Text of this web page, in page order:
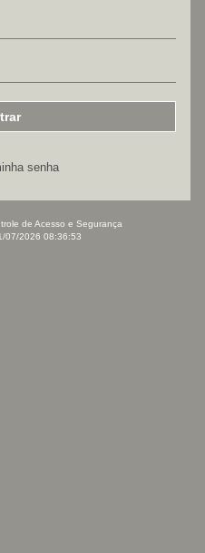
senha
de Acesso e Segurança
07/2026 08:36:53